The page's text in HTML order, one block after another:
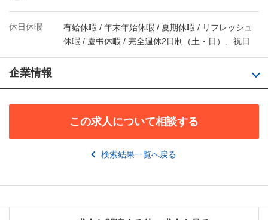
休日休暇
有給休暇 / 年末年始休暇 / 夏期休暇 / リフレッシュ
休暇 / 慶弔休暇 / 完全週休2日制（土・日）、祝日
企業情報
この求人について相談する
検索結果一覧へ戻る